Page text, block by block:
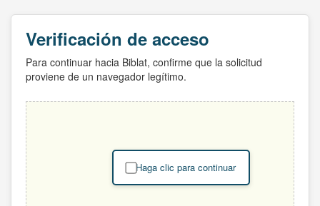
Verificación de acceso
Para continuar hacia Biblat, confirme que la solicitud
proviene de un navegador legítimo.
Haga clic para continuar